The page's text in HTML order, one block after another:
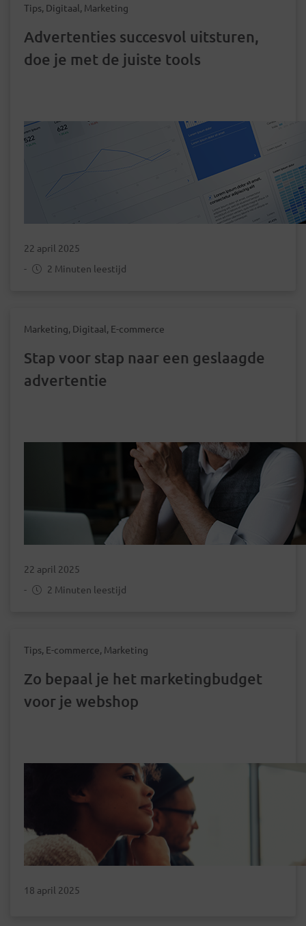
Tips, Digitaal, Marketing
Advertenties succesvol uitsturen,
doe je met de juiste tools
22 april 2025
-
2 Minuten leestijd
Marketing, Digitaal, E-commerce
Stap voor stap naar een geslaagde
advertentie
22 april 2025
-
2 Minuten leestijd
Tips, E-commerce, Marketing
Zo bepaal je het marketingbudget
voor je webshop
18 april 2025